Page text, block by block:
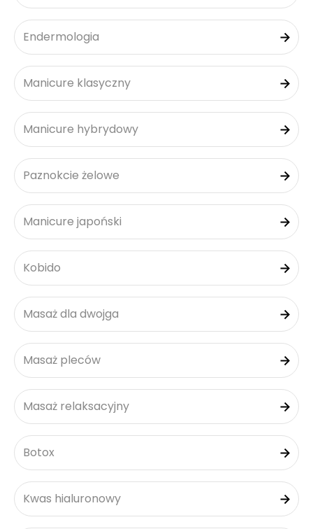
Endermologia
Manicure klasyczny
Manicure hybrydowy
Paznokcie żelowe
Manicure japoński
Kobido
Masaż dla dwojga
Masaż pleców
Masaż relaksacyjny
Botox
Kwas hialuronowy